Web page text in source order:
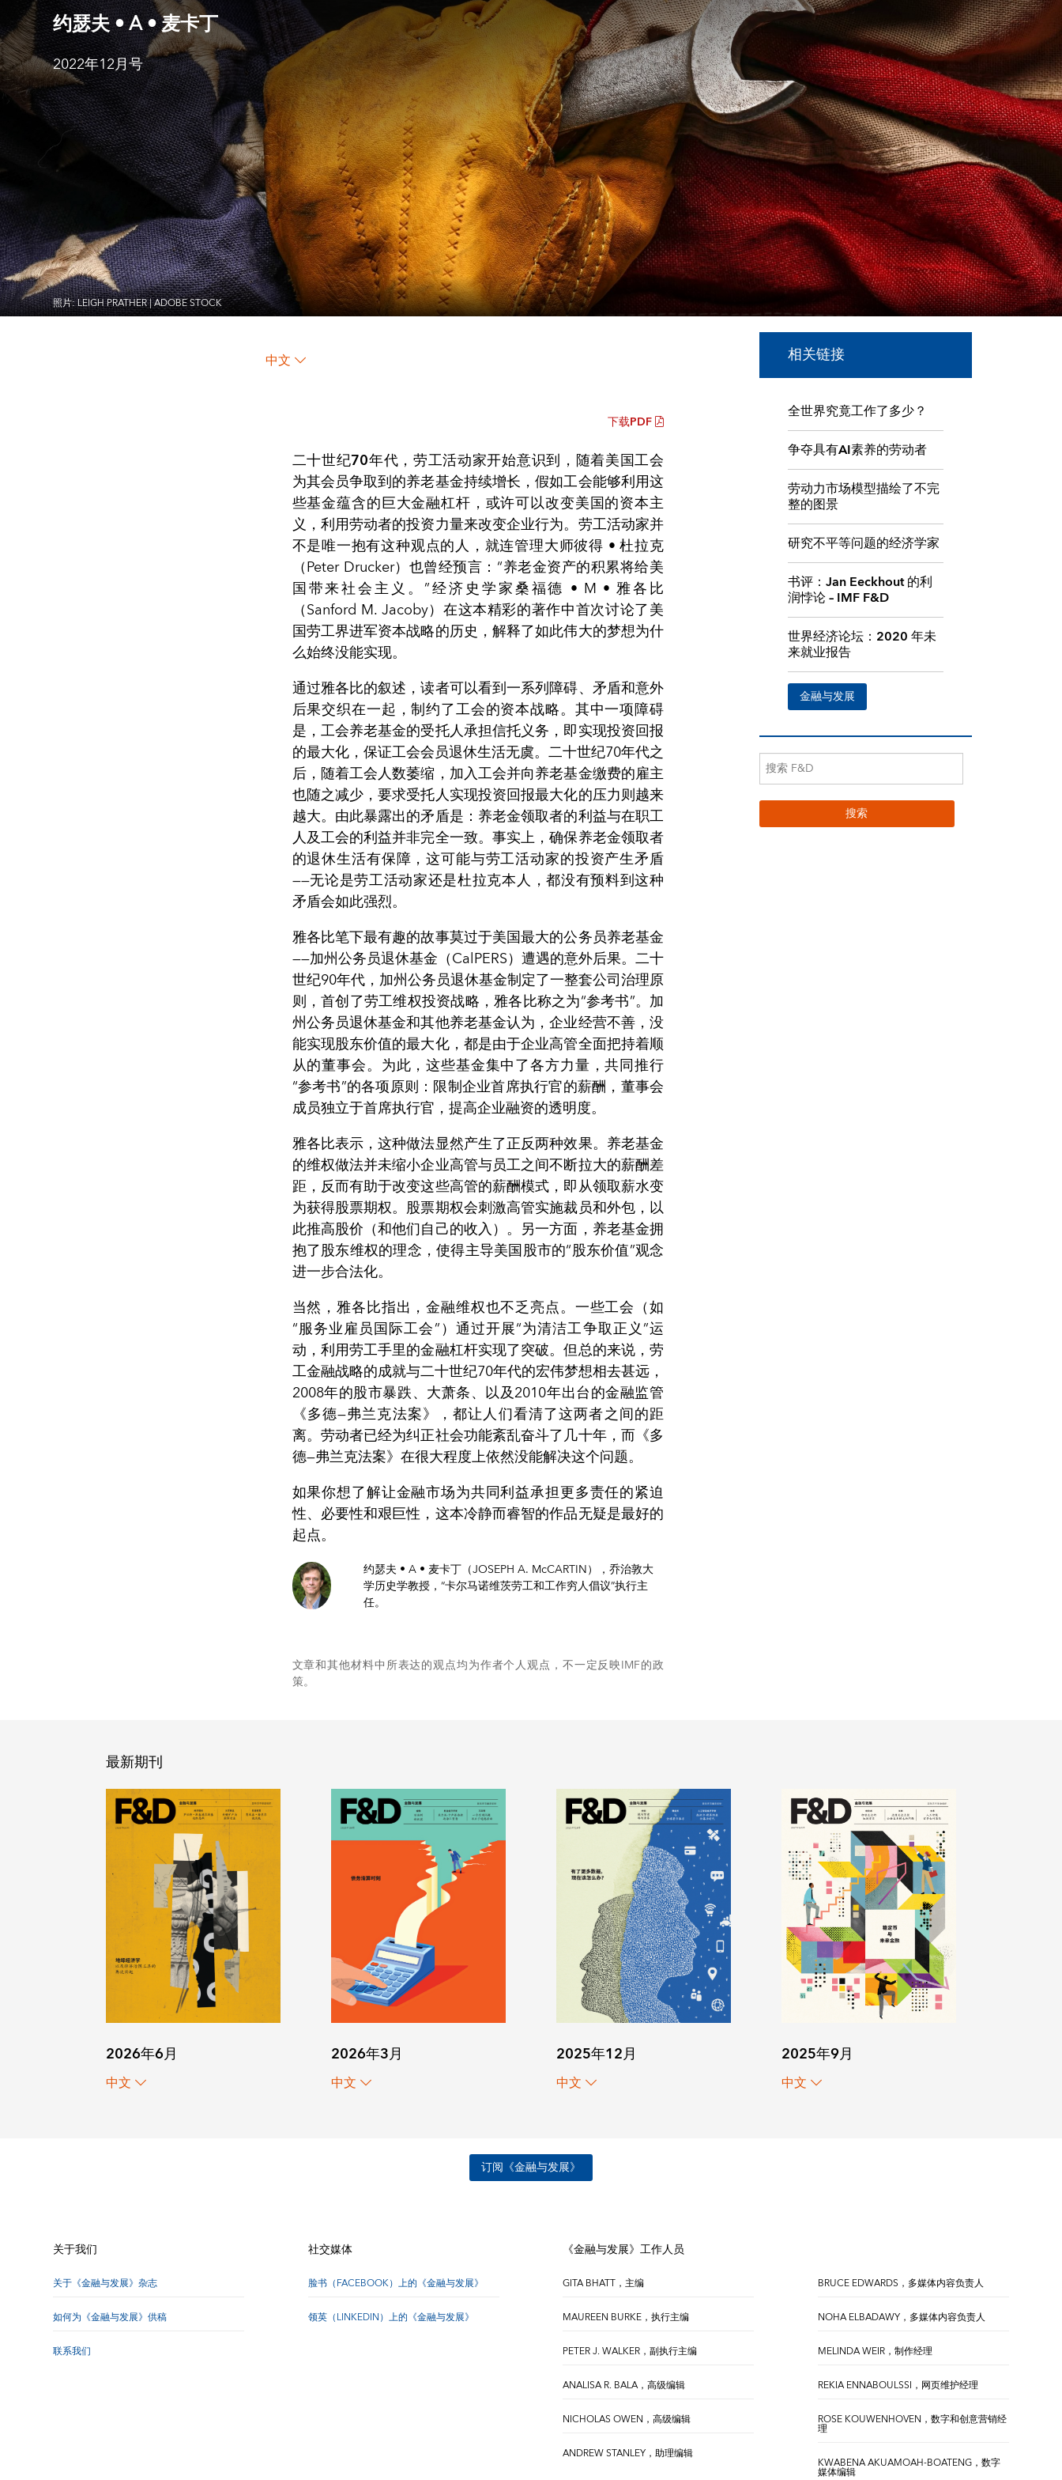
约瑟夫 • A • 麦卡丁
2022年12月号
照片: LEIGH PRATHER | ADOBE STOCK
中文
下载PDF
二十世纪70年代 ，劳工活动家开始意识到，随着美国工会
为其会员争取到的养老基金持续增长，假如工会能够利用这
些基金蕴含的巨大金融杠杆，或许可以改变美国的资本主
义，利用劳动者的投资力量来改变企业行为。劳工活动家并
不是唯一抱有这种观点的人，就连管理大师彼得 • 杜拉克
（Peter Drucker）也曾经预言：“养老金资产的积累将给美
国带来社会主义。”经济史学家桑福德 • M • 雅各比
（Sanford M. Jacoby）在这本精彩的著作中首次讨论了美
国劳工界进军资本战略的历史，解释了如此伟大的梦想为什
么始终没能实现。
通过雅各比的叙述，读者可以看到一系列障碍、矛盾和意外
后果交织在一起，制约了工会的资本战略。其中一项障碍
是，工会养老基金的受托人承担信托义务，即实现投资回报
的最大化，保证工会会员退休生活无虞。二十世纪70年代之
后，随着工会人数萎缩，加入工会并向养老基金缴费的雇主
也随之减少，要求受托人实现投资回报最大化的压力则越来
越大。由此暴露出的矛盾是：养老金领取者的利益与在职工
人及工会的利益并非完全一致。事实上，确保养老金领取者
的退休生活有保障，这可能与劳工活动家的投资产生矛盾
——无论是劳工活动家还是杜拉克本人，都没有预料到这种
矛盾会如此强烈。
雅各比笔下最有趣的故事莫过于美国最大的公务员养老基金
——加州公务员退休基金（CalPERS）遭遇的意外后果。二十
世纪90年代，加州公务员退休基金制定了一整套公司治理原
则，首创了劳工维权投资战略，雅各比称之为“参考书”。加
州公务员退休基金和其他养老基金认为，企业经营不善，没
能实现股东价值的最大化，都是由于企业高管全面把持着顺
从的董事会。为此，这些基金集中了各方力量，共同推行
“参考书”的各项原则：限制企业首席执行官的薪酬，董事会
成员独立于首席执行官，提高企业融资的透明度。
雅各比表示，这种做法显然产生了正反两种效果。养老基金
的维权做法并未缩小企业高管与员工之间不断拉大的薪酬差
距，反而有助于改变这些高管的薪酬模式，即从领取薪水变
为获得股票期权。股票期权会刺激高管实施裁员和外包，以
此推高股价（和他们自己的收入）。另一方面，养老基金拥
抱了股东维权的理念，使得主导美国股市的“股东价值”观念
进一步合法化。
当然，雅各比指出，金融维权也不乏亮点。一些工会（如
“服务业雇员国际工会”）通过开展“为清洁工争取正义”运
动，利用劳工手里的金融杠杆实现了突破。但总的来说，劳
工金融战略的成就与二十世纪70年代的宏伟梦想相去甚远，
2008年的股市暴跌、大萧条、以及2010年出台的金融监管
《多德—弗兰克法案》，都让人们看清了这两者之间的距
离。劳动者已经为纠正社会功能紊乱奋斗了几十年，而《多
德—弗兰克法案》在很大程度上依然没能解决这个问题。
如果你想了解让金融市场为共同利益承担更多责任的紧迫
性、必要性和艰巨性，这本冷静而睿智的作品无疑是最好的
起点。
约瑟夫 • A • 麦卡丁（JOSEPH A. McCARTIN）
，乔治敦大
学历史学教授，“卡尔马诺维茨劳工和工作穷人倡议”执行主
任。
文章和其他材料中所表达的观点均为作者个人观点，不一定反映IMF的政
策。
相关链接
全世界究竟工作了多少？
争夺具有AI素养的劳动者
劳动力市场模型描绘了不完
整的图景
研究不平等问题的经济学家
书评：Jan Eeckhout 的利
润悖论 – IMF F&D
世界经济论坛：2020 年未
来就业报告
金融与发展
最新期刊
2026年6月
中文
2026年3月
中文
2025年12月
中文
2025年9月
中文
订阅《金融与发展》
关于我们
关于《金融与发展》杂志
如何为《金融与发展》供稿
联系我们
社交媒体
脸书（FACEBOOK）上的《金融与发展》
领英（LINKEDIN）上的《金融与发展》
《金融与发展》工作人员
GITA BHATT，主编
MAUREEN BURKE，执行主编
PETER J. WALKER，副执行主编
ANALISA R. BALA，高级编辑
NICHOLAS OWEN，高级编辑
ANDREW STANLEY，助理编辑
BRUCE EDWARDS，多媒体内容负责人
NOHA ELBADAWY，多媒体内容负责人
MELINDA WEIR，制作经理
REKIA ENNABOULSSI，网页维护经理
ROSE KOUWENHOVEN，数字和创意营销经
理
KWABENA AKUAMOAH-BOATENG，数字
媒体编辑